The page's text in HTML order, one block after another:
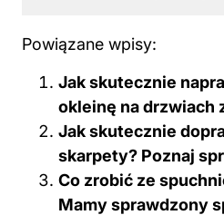
Powiązane wpisy:
Jak skutecznie
okleinę na drzwiach
Jak skutecznie
skarpety? Poznaj
Co zrobić ze
Mamy sprawdzony